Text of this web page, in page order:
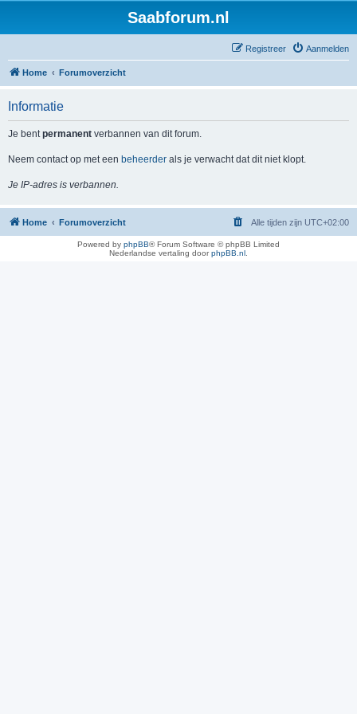
Saabforum.nl
Aanmelden
Registreer
Home Forumoverzicht
Informatie
Je bentpermanent verbannen van dit forum.
Neem contact op met een beheerder als je verwacht dat dit niet klopt.
Je IP-adres is verbannen.
Home Forumoverzicht Alle tijden zijn UTC+02:00
Powered by phpBB® Forum Software © phpBB Limited
Nederlandse vertaling doorphpBB.nl